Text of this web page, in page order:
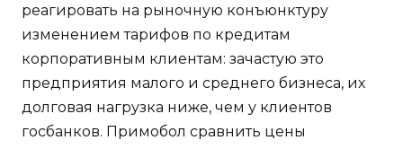
реагировать на рыночную конъюнктуру
изменением тарифов по кредитам
корпоративным клиентам: зачастую это
предприятия малого и среднего бизнеса, их
долговая нагрузка ниже, чем у клиентов
госбанков. Примобол сравнить цены